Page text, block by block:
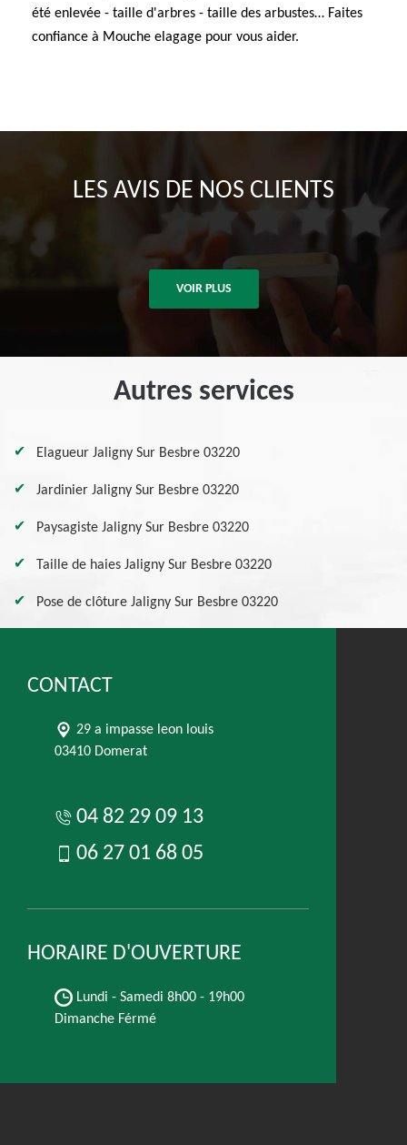
été enlevée - taille d'arbres - taille des arbustes… Faites
confiance à Mouche elagage pour vous aider.
LES AVIS DE NOS CLIENTS
VOIR PLUS
Autres services
Elagueur Jaligny Sur Besbre 03220
Jardinier Jaligny Sur Besbre 03220
Paysagiste Jaligny Sur Besbre 03220
Taille de haies Jaligny Sur Besbre 03220
Pose de clôture Jaligny Sur Besbre 03220
CONTACT
29 a impasse leon louis
03410 Domerat
04 82 29 09 13
06 27 01 68 05
HORAIRE D'OUVERTURE
Lundi - Samedi 8h00 - 19h00
Dimanche Férmé